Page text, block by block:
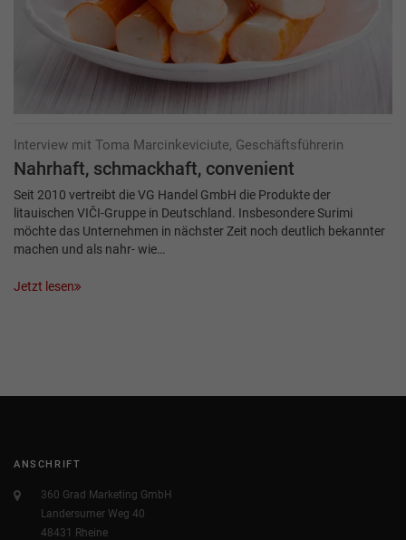
Interview mit Toma Marcinkeviciute, Geschäftsführerin
Nahrhaft, schmackhaft, convenient
Seit 2010 vertreibt die VG Handel GmbH die Produkte der
litauischen VIČI-Gruppe in Deutschland. Insbesondere Surimi
möchte das Unternehmen in nächster Zeit noch deutlich bekannter
machen und als nahr- wie…
Jetzt lesen
ANSCHRIFT
360 Grad Marketing GmbH
Landersumer Weg 40
48431 Rheine